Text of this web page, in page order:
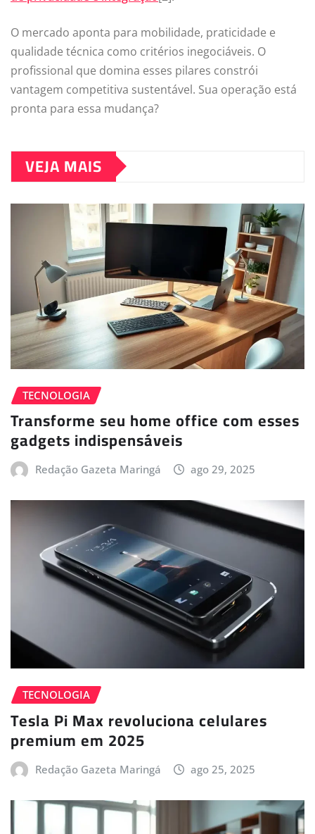
O mercado aponta para mobilidade, praticidade e
qualidade técnica como critérios inegociáveis. O
profissional que domina esses pilares constrói
vantagem competitiva sustentável. Sua operação está
pronta para essa mudança?
VEJA MAIS
TECNOLOGIA
Transforme seu home office com esses
gadgets indispensáveis
Redação Gazeta Maringá ago 29, 2025
TECNOLOGIA
Tesla Pi Max revoluciona celulares
premium em 2025
Redação Gazeta Maringá ago 25, 2025